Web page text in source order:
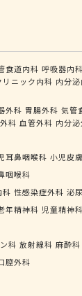
食道内科 呼吸器内科
ニック内科 内分
外科 胃腸外科 気管
科 血管外科 内分
耳鼻咽喉科 小児皮
咽喉科
科 性感染症外科 泌
年精神科 児童精神科
科 放射線科 麻酔科
腔外科